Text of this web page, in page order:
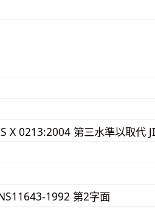
X 0213:2004 第三水準以取代
1992 第2字面